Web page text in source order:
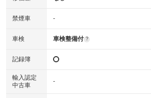
禁煙車 -
車検 車検整備付 ?
記録簿
輸入認定
中古車
-